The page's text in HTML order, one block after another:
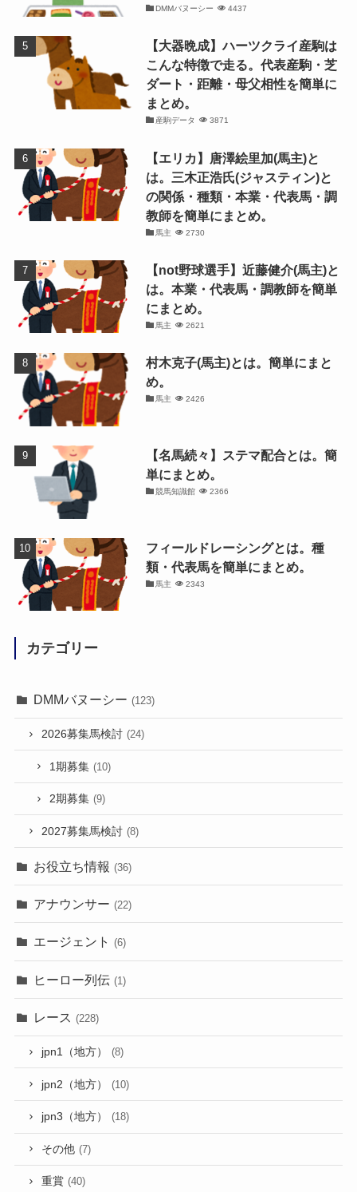
DMMバヌーシー 4437
【大器晩成】ハーツクライ産駒は
こんな特徴で走る。代表産駒・芝
ダート・距離・母父相性を簡単に
まとめ。
産駒データ 3871
【エリカ】唐澤絵里加(馬主)と
は。三木正浩氏(ジャスティン)と
の関係・種類・本業・代表馬・調
教師を簡単にまとめ。
馬主 2730
【not野球選手】近藤健介(馬主)と
は。本業・代表馬・調教師を簡単
にまとめ。
馬主 2621
村木克子(馬主)とは。簡単にまと
め。
馬主 2426
【名馬続々】ステマ配合とは。簡
単にまとめ。
競馬知識館 2366
フィールドレーシングとは。種
類・代表馬を簡単にまとめ。
馬主 2343
カテゴリー
DMMバヌーシー (123)
2026募集馬検討 (24)
1期募集 (10)
2期募集 (9)
2027募集馬検討 (8)
お役立ち情報 (36)
アナウンサー (22)
エージェント (6)
ヒーロー列伝 (1)
レース (228)
jpn1（地方） (8)
jpn2（地方） (10)
jpn3（地方） (18)
その他 (7)
重賞 (40)